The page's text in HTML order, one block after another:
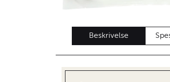
Beskrivelse